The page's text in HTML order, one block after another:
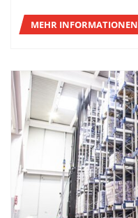
MEHR INFORMATIONEN